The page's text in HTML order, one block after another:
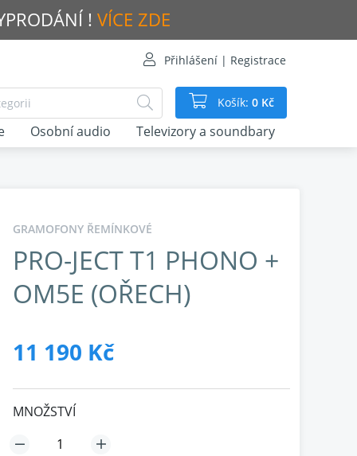
! VÍCE ZDE
Přihlášení | Registrace
Košík: 0 Kč
GRAMOFONY ŘEMÍNKOVÉ
PRO-JECT T1 PHONO +
OM5E (OŘECH)
11 190 Kč
MNOŽSTVÍ
Osobní audio Televizory a soundbary